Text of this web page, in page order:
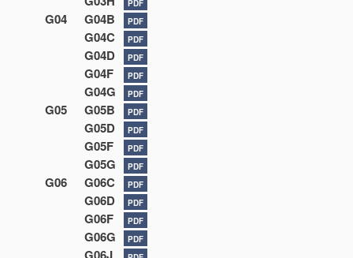
PDF
G04 G04B PDF
G04C PDF
G04D PDF
G04F PDF
G04G PDF
G05 G05B PDF
G05D PDF
G05F PDF
G05G PDF
G06 G06C PDF
G06D PDF
G06F PDF
G06G PDF